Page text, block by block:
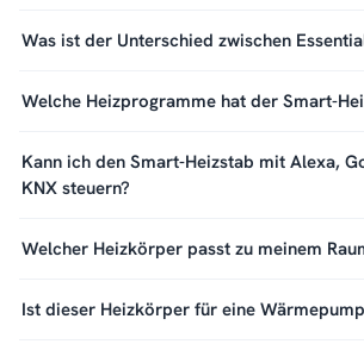
Was ist der Unterschied zwischen
Welche Heizprogramme hat der Smart-
Kann ich den Smart-Heizstab mit Alexa,
KNX steuern?
Welcher Heizkörper passt zu meinem
Ist dieser Heizkörper für eine